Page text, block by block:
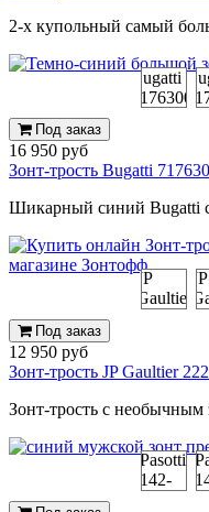
2-х купольный самый
Под заказ
16 950 руб
Зонт-трость Bugatti
Шикарный синий Bugatti
Под заказ
12 950 руб
Зонт-трость JP Gaultier
Зонт-трость с